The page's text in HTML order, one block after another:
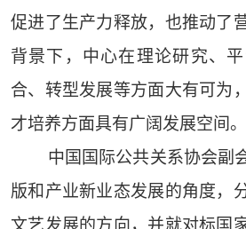
促进了生产力释放，也推动了
背景下，中心在理论研究、
合、转型发展等方面大有可为
才培养方面具有广阔发展空间。
中国国际公共关系协会副
版和产业新业态发展的角度，
文艺发展的方向，并就对标国